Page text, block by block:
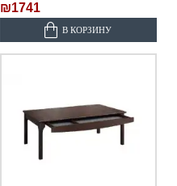
₪1741
В КОРЗИНУ